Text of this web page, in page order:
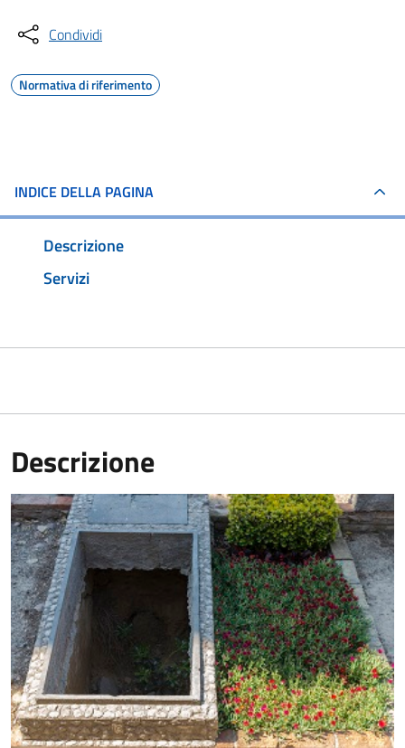
Condividi
Normativa di riferimento
INDICE DELLA PAGINA
Descrizione
Servizi
Descrizione